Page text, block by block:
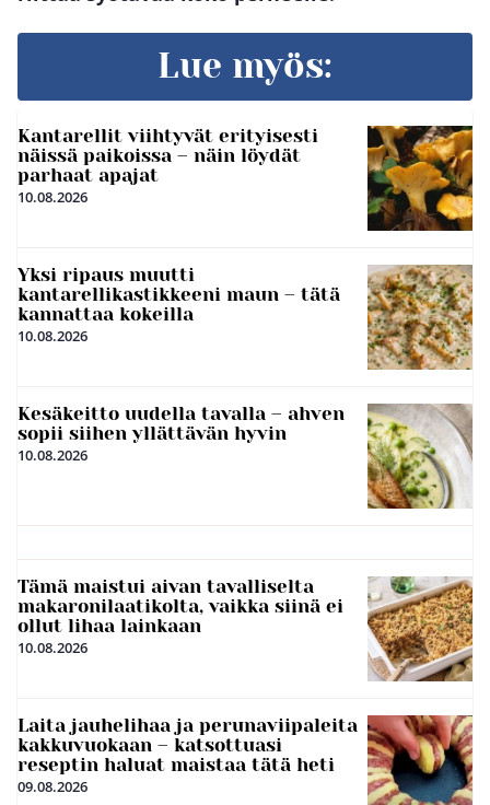
Lue myös:
Kantarellit viihtyvät erityisesti
näissä paikoissa – näin löydät
parhaat apajat
10.08.2026
Yksi ripaus muutti
kantarellikastikkeeni maun – tätä
kannattaa kokeilla
10.08.2026
Kesäkeitto uudella tavalla – ahven
sopii siihen yllättävän hyvin
10.08.2026
Tämä maistui aivan tavalliselta
makaronilaatikolta, vaikka siinä ei
ollut lihaa lainkaan
10.08.2026
Laita jauhelihaa ja perunaviipaleita
kakkuvuokaan – katsottuasi
reseptin haluat maistaa tätä heti
09.08.2026